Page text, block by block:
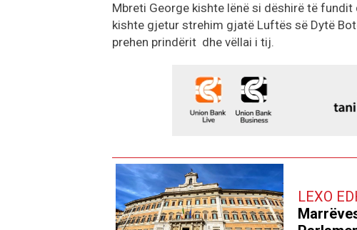
Mbreti George kishte lënë si dëshirë të
kishte gjetur strehim gjatë Luftës së Dytë
prehen prindërit dhe vëllai i tij.
LEXO